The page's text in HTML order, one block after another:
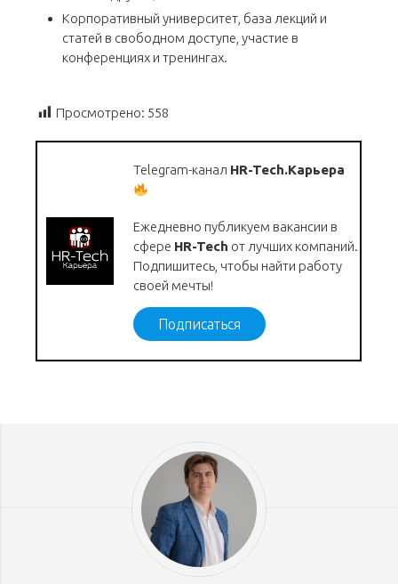
Корпоративный университет, база лекций и
статей в свободном доступе, участие в
конференциях и тренингах.
Просмотрено: 558
Telegram-канал HR-Tech.Карьера
Ежедневно публикуем вакансии в
сфере HR-Tech от лучших компаний.
Подпишитесь, чтобы найти работу
своей мечты!
Подписаться